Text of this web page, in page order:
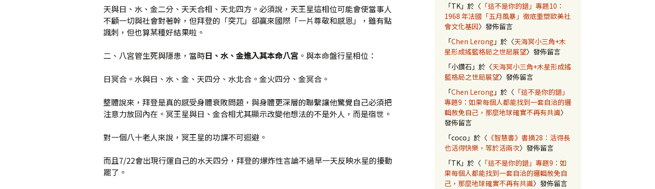
天與日、水、金二分、天天合相、天北四方。必須說，天王星這相位可能會使當事人
不顧一切與社會對著幹，但拜登的「突兀」卻贏來國際「一片尊敬和感恩」，雖有點
諷刺，但也算某種好結果啦。
二、八宮管生死與隱患，當時日、水、金進入其本命八宮 。與本命盤行星相位：
日冥合。水與日、水、金、天四分、水北合。金火四分、金冥合。
整體說來，拜登是真的感受身體衰敗問題，與身體更深層的聯繫讓他驚覺自己必須把
注意力放回內在。冥王星與日、金合相尤其顯示改變他想法的不是外人，而是宿世。
對一個八十老人來說，冥王星的功課不可迴避。
而且7/22會出現行運自己的水天四分，拜登的爆炸性言論不過早一天反映水星的擾動
罷了。
「TK」於〈 「這不是你的錯」專題10：
1968 年法國「五月風暴」徹底重塑歐美社
會文化基因〉發佈留言
「Chen Lerong 」於〈天海冥小三角+木
星形成搖籃格局之世局展望〉發佈留言
「小鑽石 」於〈天海冥小三角+木星形成搖
籃格局之世局展望〉發佈留言
「Chen Lerong 」於〈 「這不是你的錯」
專題9：如果每個人都能找到一套自洽的邏
輯赦免自己，那麼地球確實不再有共識〉
發佈留言
「coco 」於〈 《智慧書》書摘28：活得長
也活得快樂，等於活兩次〉發佈留言
「TK」於〈 「這不是你的錯」專題9：如
果每個人都能找到一套自洽的邏輯赦免自
己，那麼地球確實不再有共識〉發佈留言